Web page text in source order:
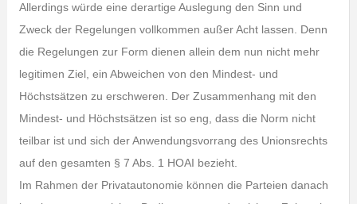
Allerdings würde eine derartige Auslegung den Sinn und
Zweck der Regelungen vollkommen außer Acht lassen. Denn
die Regelungen zur Form dienen allein dem nun nicht mehr
legitimen Ziel, ein Abweichen von den Mindest- und
Höchstsätzen zu erschweren. Der Zusammenhang mit den
Mindest- und Höchstsätzen ist so eng, dass die Norm nicht
teilbar ist und sich der Anwendungsvorrang des Unionsrechts
auf den gesamten § 7 Abs. 1 HOAI bezieht.
Im Rahmen der Privatautonomie können die Parteien danach